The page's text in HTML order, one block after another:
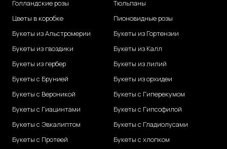
Голландские розы
Цветы в коробке
Букеты из Альстромерии
Букеты из гвоздики
Букеты из гербер
Букеты с Брунией
Букеты с Вероникой
Букеты с Гиацинтами
Букеты с Эвкалиптом
Букеты с Протеей
Тюльпаны
Пионовидные розы
Букеты из Гортензии
Букеты из Калл
Букеты из лилий
Букеты из орхидеи
Букеты с Гиперекумом
Букеты с Гипсофилой
Букеты с Гладиолусами
Букеты с хлопком